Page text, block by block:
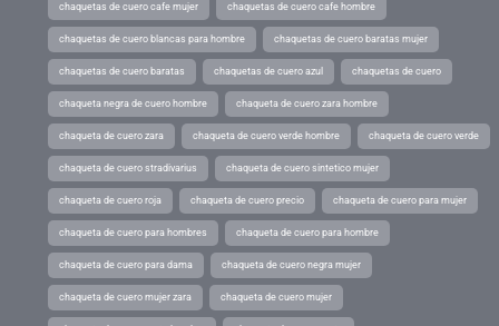
chaquetas de cuero cafe mujer chaquetas de cuero cafe hombre
chaquetas de cuero blancas para hombre chaquetas de cuero baratas mujer
chaquetas de cuero baratas chaquetas de cuero azul chaquetas de cuero
chaqueta negra de cuero hombre chaqueta de cuero zara hombre
chaqueta de cuero zara chaqueta de cuero verde hombre chaqueta de cuero verde
chaqueta de cuero stradivarius chaqueta de cuero sintetico mujer
chaqueta de cuero roja chaqueta de cuero precio chaqueta de cuero para mujer
chaqueta de cuero para hombres chaqueta de cuero para hombre
chaqueta de cuero para dama chaqueta de cuero negra mujer
chaqueta de cuero mujer zara chaqueta de cuero mujer